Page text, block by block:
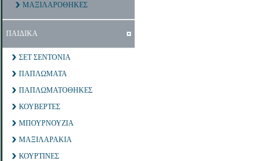
ΜΑΞΙΛΑΡΟΘΗΚΕΣ
ΠΑΙΔΙΚΑ
ΣΕΤ ΣΕΝΤΟΝΙΑ
ΠΑΠΛΩΜΑΤΑ
ΠΑΠΛΩΜΑΤΟΘΗΚΕΣ
ΚΟΥΒΕΡΤΕΣ
ΜΠΟΥΡΝΟΥΖΙΑ
ΜΑΞΙΛΑΡΑΚΙΑ
ΚΟΥΡΤΙΝΕΣ